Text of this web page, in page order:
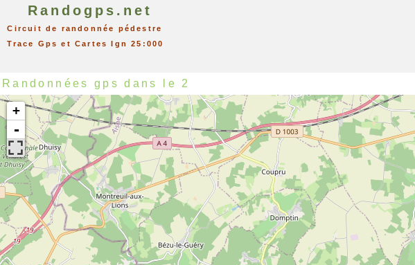
Randogps.net
Circuit de randonnée pédestre
Trace Gps et Cartes Ign 25:000
Randonnées gps dans le 2
+
-